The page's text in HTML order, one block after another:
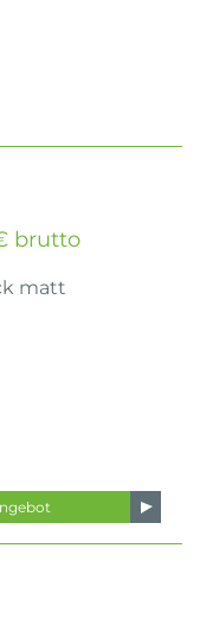
brutto
matt